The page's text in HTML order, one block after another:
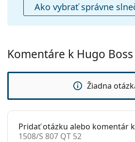
handrička:
Ostatné
Kategória:
Slnečné
Značka:
Hugo Boss
Kód:
1508/S 807
Ako vybrať správne
Komentáre k Hugo Boss
Žiadna
Pridať otázku alebo komentár
1508/S 807 QT 52